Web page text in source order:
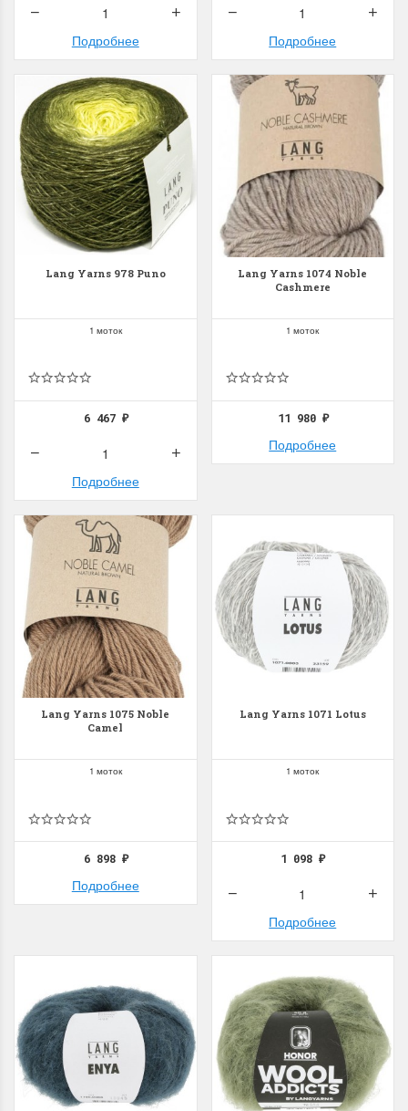
Подробнее Подробнее
Lang Yarns 978 Puno
1 моток
6 467 ₽
Подробнее
Lang Yarns 1074 Noble
Cashmere
1 моток
11 980 ₽
Подробнее
Lang Yarns 1075 Noble
Camel
1 моток
6 898 ₽
Подробнее
Lang Yarns 1071 Lotus
1 моток
1 098₽
Подробнее